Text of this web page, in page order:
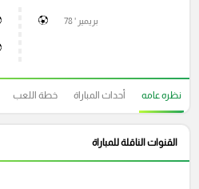
بريمير ' 78
نظره عامه أحداث المباراة خطة اللعب
القنوات الناقلة للمباراة